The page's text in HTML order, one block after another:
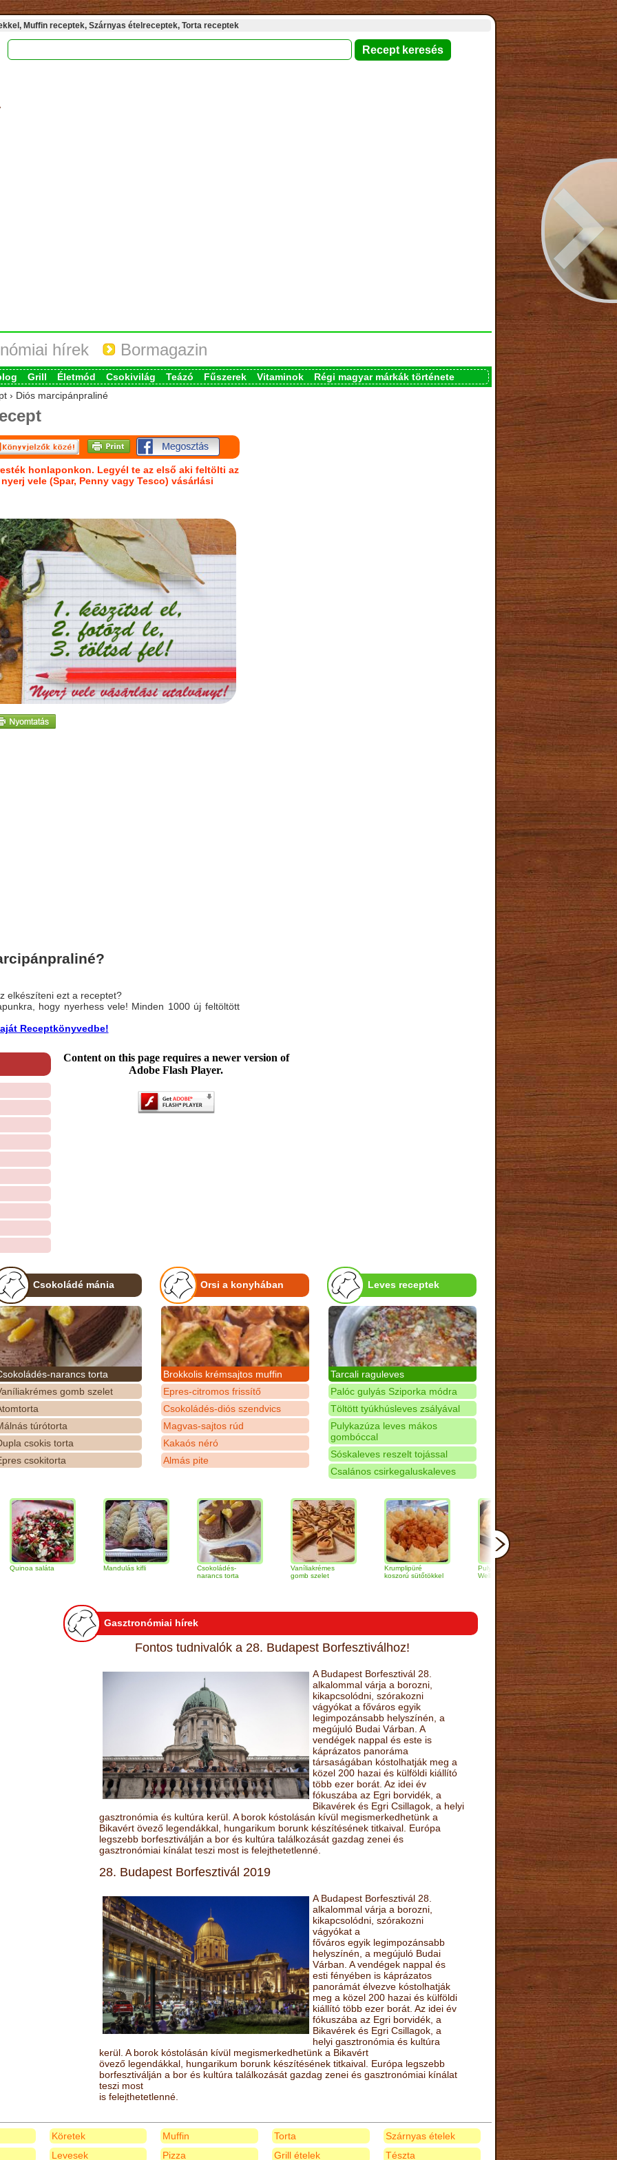
Muffin receptek, Szárnyas ételreceptek, Torta receptek
hírek Bormagazin
Grill Életmód Csokivilág Teázó Fűszerek Vitaminok
Régi magyar márkák története
› Diós marcipánpraliné
honlaponkon. Legyél te az első aki feltölti az
vele (Spar, Penny vagy Tesco) vásárlási
elkészíteni ezt a receptet?
hogy nyerhess vele! Minden 1000 új feltöltött
Receptkönyvedbe!
Content on this page requires a newer version of
Adobe Flash Player.
Csokoládé mánia
narancs torta
gomb szelet
túrótorta
csokis torta
csokitorta
Orsi a konyhában
Brokkolis krémsajtos muffin
Epres-citromos frissítő
Csokoládés-diós szendvics
Magvas-sajtos rúd
Kakaós néró
Almás pite
Leves receptek
Tarcali raguleves
Palóc gulyás Sziporka módra
Töltött tyúkhúsleves zsályával
Pulykazúza leves mákos
gombóccal
Sóskaleves reszelt tojással
Csalános csirkegaluskaleves
Mandulás kifli
Csokoládés-
narancs torta
Vaníliakrémes
gomb szelet
Krumplipüré
koszorú sütőtökkel
Wellington módra
Vajban sült afrikai
harcsa szelet
narancsmártással
Gasztronómiai hírek
Fontos tudnivalók a 28. Budapest Borfesztiválhoz!
A Budapest Borfesztivál 28.
alkalommal várja a borozni,
kikapcsolódni, szórakozni
vágyókat a főváros egyik
legimpozánsabb helyszínén, a
megújuló Budai Várban. A
vendégek nappal és este is
káprázatos panoráma
társaságában kóstolhatják meg a
közel 200 hazai és külföldi kiállító
több ezer borát. Az idei év
fókuszába az Egri borvidék, a
Bikavérek és Egri Csillagok, a helyi
gasztronómia és kultúra kerül. A borok kóstolásán kívül megismerkedhetünk a
Bikavért övező legendákkal, hungarikum borunk készítésének titkaival. Európa
legszebb borfesztiválján a bor és kultúra találkozását gazdag zenei és
gasztronómiai kínálat teszi most is felejthetetlenné.
28. Budapest Borfesztivál 2019
A Budapest Borfesztivál 28.
alkalommal várja a borozni,
kikapcsolódni, szórakozni
vágyókat a
főváros egyik legimpozánsabb
helyszínén, a megújuló Budai
Várban. A vendégek nappal és
esti fényében is káprázatos
panorámát élvezve kóstolhatják
meg a közel 200 hazai és külföldi
kiállító több ezer borát. Az idei év
fókuszába az Egri borvidék, a
Bikavérek és Egri Csillagok, a
helyi gasztronómia és kultúra
kerül. A borok kóstolásán kívül megismerkedhetünk a Bikavért
övező legendákkal, hungarikum borunk készítésének titkaival. Európa legszebb
borfesztiválján a bor és kultúra találkozását gazdag zenei és gasztronómiai kínálat
teszi most
is felejthetetlenné.
Köretek
Levesek
Muffin
Pizza
Torta
Grill ételek
Szárnyas ételek
Tészta